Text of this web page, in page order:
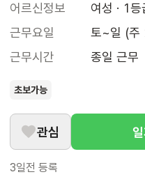
어르신정보
여성 · 1등
근무요일
토~일 (주
근무시간
종일 근무
초보가능
관심
3일전 등록